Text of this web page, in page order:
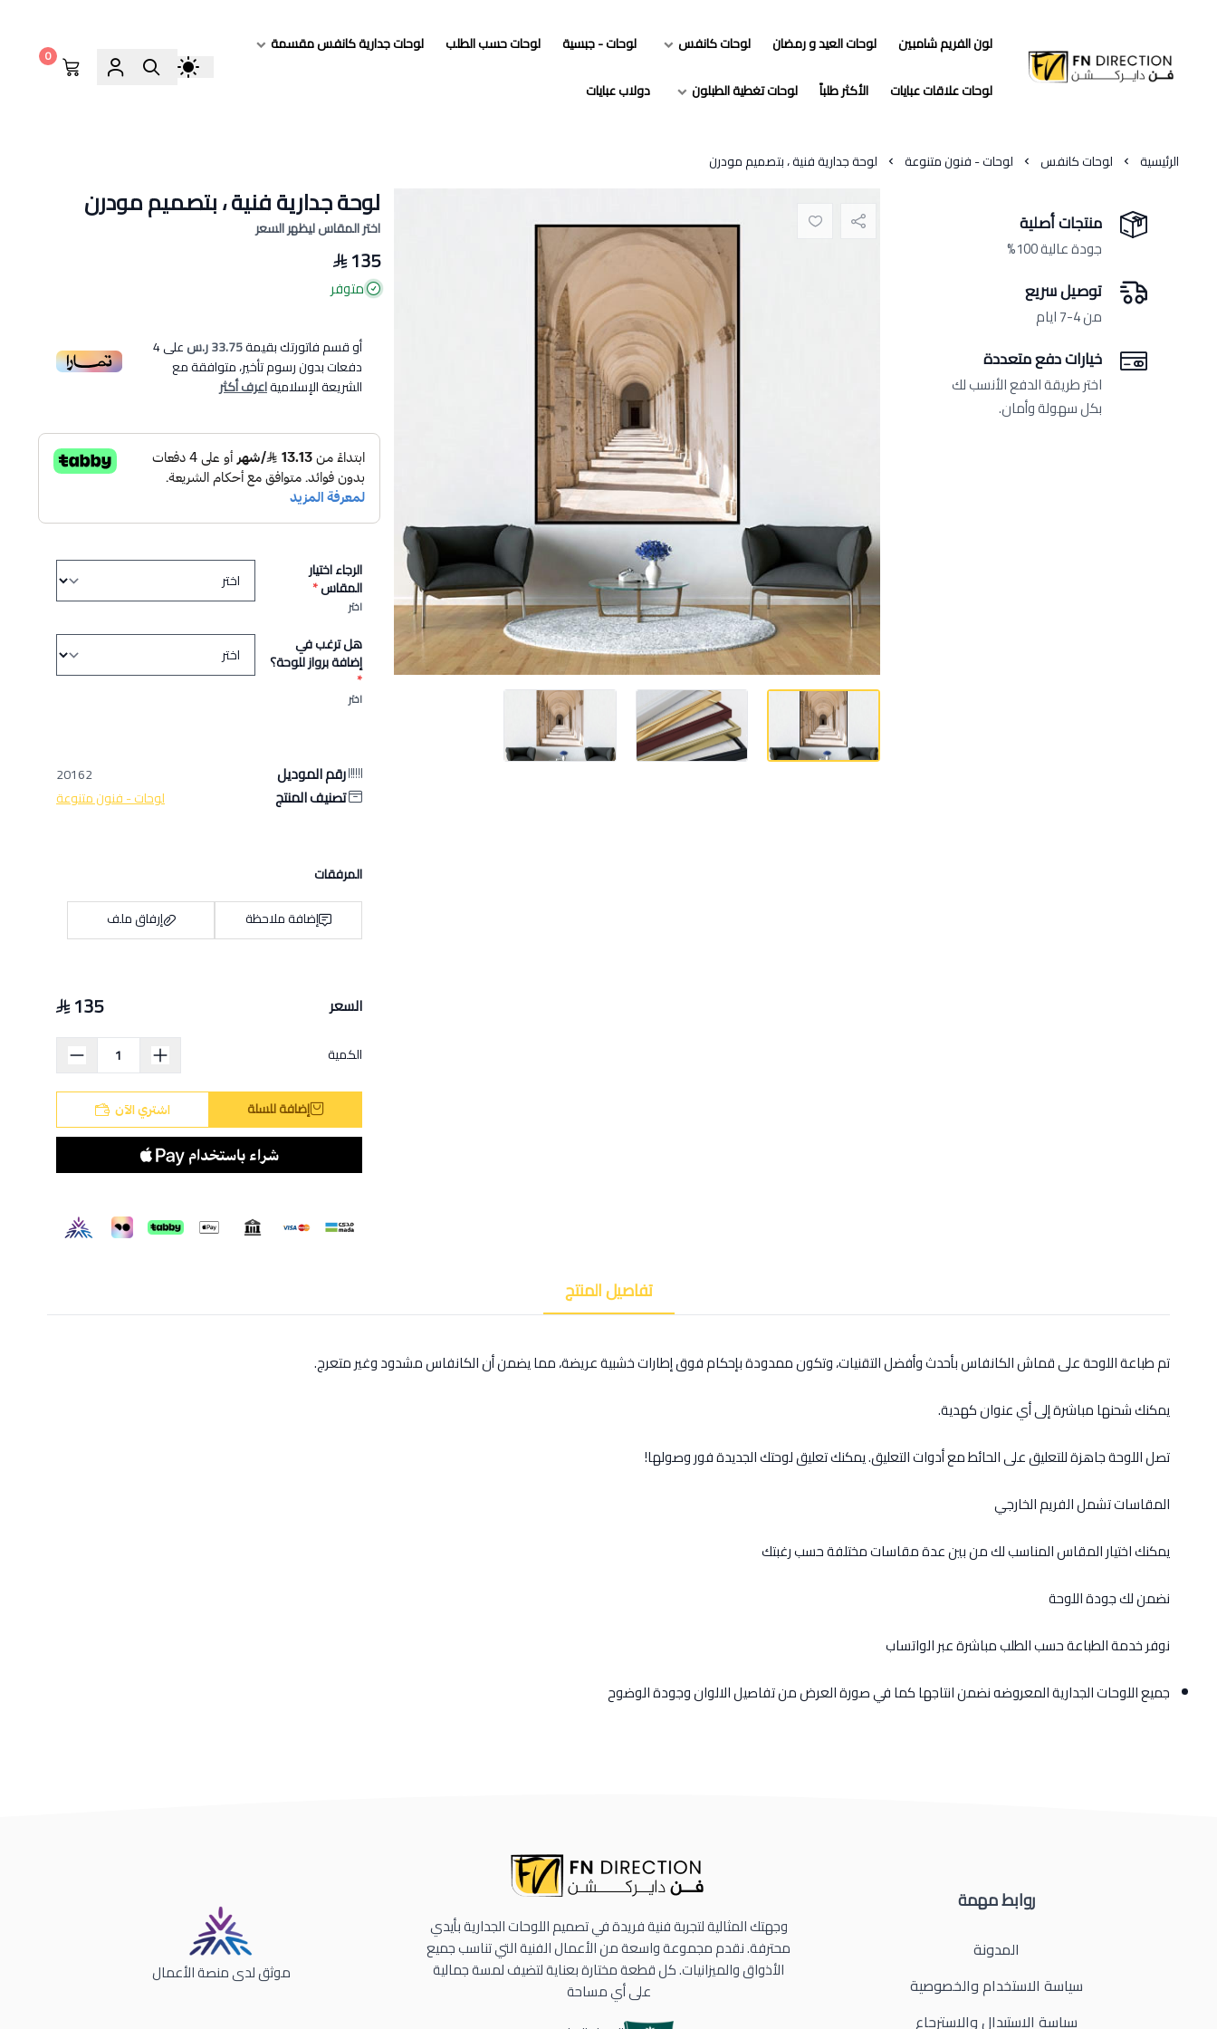
فن دايركشن
لون الفريم شامبين لوحات العيد و رمضان لوحات كانفس لوحات - جبسية لوحات حسب الطلب
لوحات جدارية كانفس مقسمة
لوحات علاقات عبايات
الأكثر طلباً لوحات تغطية الطبلون دولاب عبايات
0
الرئيسية لوحات كانفس لوحات - فنون متنوعة لوحة جدارية فنية ، بتصميم مودرن
لوحة جدارية فنية ، بتصميم مودرن
اختر المقاس ليظهر السعر
135
متوفر
أو قسم فاتورتك بقيمة33.75 ر.س على4
دفعات بدون رسوم تأخير، متوافقة مع
الشريعة الإسلاميةاعرف أكثر
الرجاء اختيار
المقاس*
اختر
هل ترغب في
إضافة برواز للوحة؟
*
اختر
رقم الموديل 20162
تصنيف المنتج لوحات - فنون متنوعة
المرفقات
إضافة ملاحظة
إرفاق ملف
السعر 135
الكمية
إضافة للسلة اشتري الآن
منتجات أصلية
جودة عالية 100%
توصيل سريع
من 4-7 ايام
خيارات دفع متعددة
اختر طريقة الدفع الأنسب لك
بكل سهولة وأمان.
تفاصيل المنتج
تم طباعة اللوحة على قماش الكانفاس بأحدث وأفضل التقنيات، وتكون ممدودة بإحكام فوق إطارات خشبية عريضة، مما يضمن أن الكانفاس مشدود وغير متعرج.
يمكنك شحنها مباشرة إلى أي عنوان كهدية.
تصل اللوحة جاهزة للتعليق على الحائط مع أدوات التعليق. يمكنك تعليق لوحتك الجديدة فور وصولها!
المقاسات تشمل الفريم الخارجي
يمكنك اختيار المقاس المناسب لك من بين عدة مقاسات مختلفة حسب رغبتك
نضمن لك جودة اللوحة
نوفر خدمة الطباعة حسب الطلب مباشرة عبر الواتساب
جميع اللوحات الجدارية المعروضه نضمن انتاجها كما في صورة العرض من تفاصيل الالوان وجودة الوضوح
روابط مهمة
المدونة
سياسة الاستخدام والخصوصية
سياسة الاستبدال والاسترجاع
وجهتك المثالية لتجربة فنية فريدة في تصميم اللوحات الجدارية بأيدي
محترفة. نقدم مجموعة واسعة من الأعمال الفنية التي تناسب جميع
الأذواق والميزانيات. كل قطعة مختارة بعناية لتضيف لمسة جمالية
على أي مساحة
موثق لدى منصة الأعمال